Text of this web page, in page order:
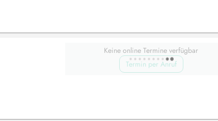
Keine online Termine verfügbar
Termin per Anruf